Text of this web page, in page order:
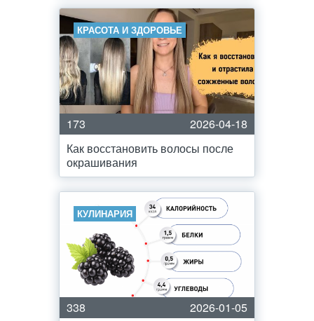
КРАСОТА И ЗДОРОВЬЕ
173
2026-04-18
Как восстановить волосы после
окрашивания
КУЛИНАРИЯ
338
2026-01-05